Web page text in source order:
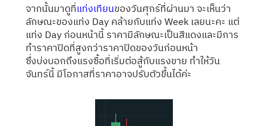
จากนั้นมาดูที่แท่งเทียนของวันศุกร์ที่ผ่านมา จะเห็นว่า
ลักษณะของแท่ง Day คล้ายกับแท่ง Week เลยนะคะ แต่
แท่ง Day ก่อนหน้านี้ ราคามีลักษณะเป็นสีแดงและมีการ
ทำราคาปิดที่สูงกว่าราคาปิดของวันก่อนหน้า
ซึ่งบ่งบอกถึงแรงซื้อที่เริ่มต่อสู้กับแรงขาย ทำให้วัน
จันทร์นี้ มีโอกาสที่ราคาอาจปรับตัวขึ้นได้ค่ะ